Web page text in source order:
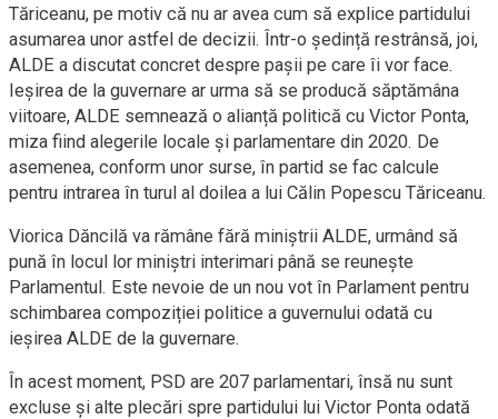
Tăriceanu, pe motiv că nu ar avea cum să explice partidului
asumarea unor astfel de decizii. Într-o ședință restrânsă, joi,
ALDE a discutat concret despre pașii pe care îi vor face.
Ieșirea de la guvernare ar urma să se producă săptămâna
viitoare, ALDE semnează o alianță politică cu Victor Ponta,
miza fiind alegerile locale și parlamentare din 2020. De
asemenea, conform unor surse, în partid se fac calcule
pentru intrarea în turul al doilea a lui Călin Popescu Tăriceanu.
Viorica Dăncilă va rămâne fără miniștrii ALDE, urmând să
pună în locul lor miniștri interimari până se reunește
Parlamentul. Este nevoie de un nou vot în Parlament pentru
schimbarea compoziției politice a guvernului odată cu
ieșirea ALDE de la guvernare.
În acest moment, PSD are 207 parlamentari, însă nu sunt
excluse și alte plecări spre partidului lui Victor Ponta odată